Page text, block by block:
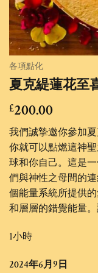
各項點化
夏克緹蓮花至
£200.00
我們誠摯邀你參加
你就可以點燃這神
球和你自己。這是
們與神性之母間的
個能量系統所提供
和層層的錯覺能量。
1小時
2024年6月9日